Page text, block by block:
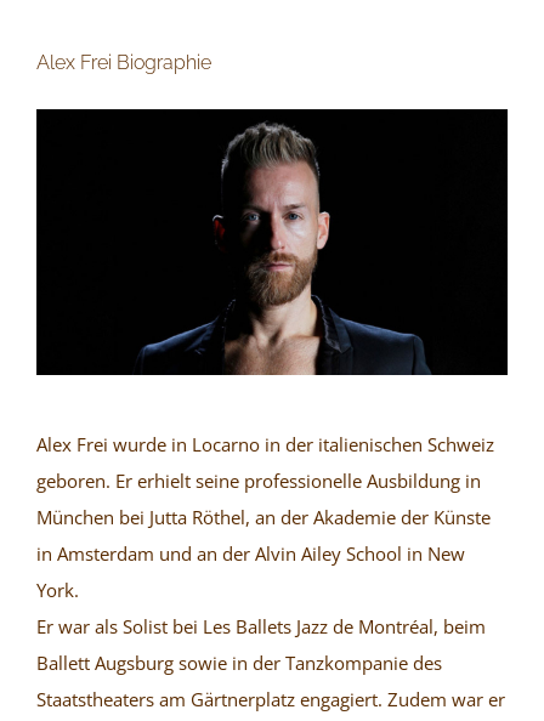
Alex Frei Biographie
Alex Frei wurde in Locarno in der italienischen Schweiz
geboren. Er erhielt seine professionelle Ausbildung in
München bei Jutta Röthel, an der Akademie der Künste
in Amsterdam und an der Alvin Ailey School in New
York.
Er war als Solist bei Les Ballets Jazz de Montréal, beim
Ballett Augsburg sowie in der Tanzkompanie des
Staatstheaters am Gärtnerplatz engagiert. Zudem war er